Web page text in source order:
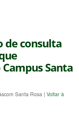
de consulta
Santa
Santa Rosa | Voltar à